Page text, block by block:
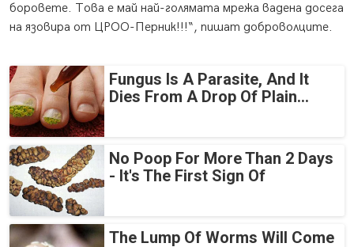
боровете. Това е май най-голямата мрежа вадена досега
на язовира от ЦРОО-Перник!!!“, пишат доброволците.
Fungus Is A Parasite, And It
Dies From A Drop Of Plain...
No Poop For More Than 2 Days
- It's The First Sign Of
The Lump Of Worms Will Come